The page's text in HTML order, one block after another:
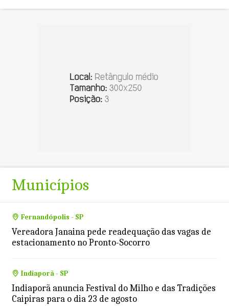
Municípios
Fernandópolis - SP
Vereadora Janaina pede readequação das vagas de
estacionamento no Pronto-Socorro
Indiaporã - SP
Indiaporã anuncia Festival do Milho e das Tradições
Caipiras para o dia 23 de agosto